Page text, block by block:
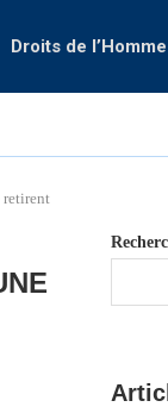
Droits de l’Homme
retirent